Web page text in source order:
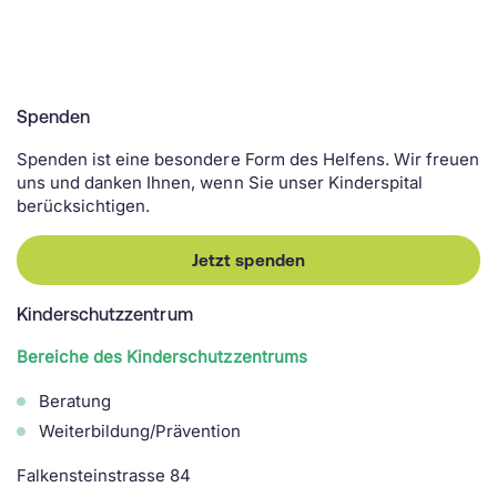
Spenden
Spenden ist eine besondere Form des Helfens. Wir freuen
uns und danken Ihnen, wenn Sie unser Kinderspital
berücksichtigen.
Jetzt spenden
Kinderschutzzentrum
Bereiche des Kinderschutzzentrums
Beratung
Weiterbildung/Prävention
Falkensteinstrasse 84